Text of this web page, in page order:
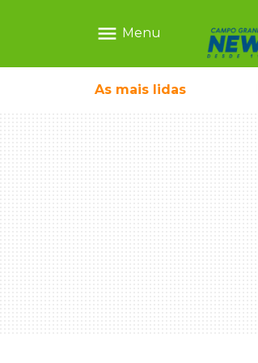
menu Menu
As mais lidas
em sequestro de bebê na Capital